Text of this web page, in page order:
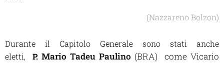
(Nazzareno Bolzon)
Durante il Capitolo Generale sono stati anche
eletti,
P. Mario Tadeu Paulino (BRA) come Vicario